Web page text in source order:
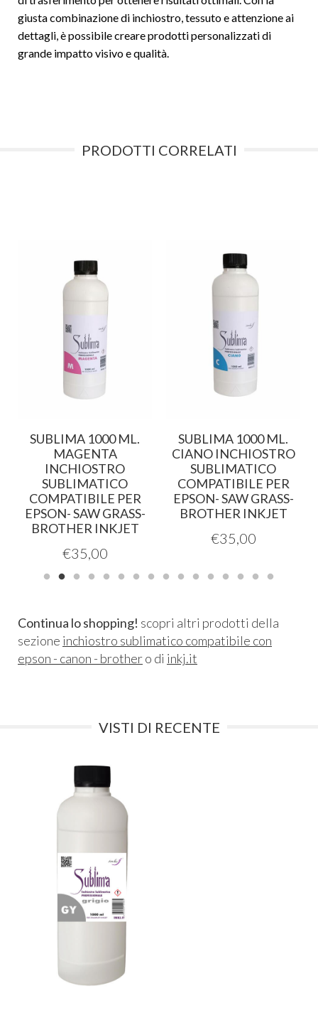
giusta combinazione di inchiostro, tessuto e attenzione ai
dettagli, è possibile creare prodotti personalizzati di
grande impatto visivo e qualità.
PRODOTTI CORRELATI
SUBLIMA 1000 ML.
MAGENTA
INCHIOSTRO
SUBLIMATICO
COMPATIBILE PER
EPSON- SAW GRASS-
BROTHER INKJET
€35,00
SUBLIMA 1000 ML.
CIANO INCHIOSTRO
SUBLIMATICO
COMPATIBILE PER
EPSON- SAW GRASS-
BROTHER INKJET
€35,00
Continua lo shopping! scopri altri prodotti della
sezione inchiostro sublimatico compatibile con
epson - canon - brothero di inkj.it
VISTI DI RECENTE